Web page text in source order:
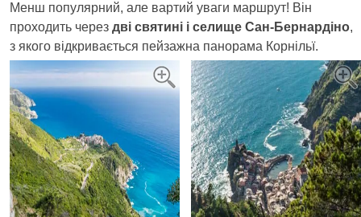
Менш популярний, але вартий уваги маршрут! Він
проходить через дві святині і селище Сан-Бернардіно,
з якого відкривається пейзажна панорама Корнільї.